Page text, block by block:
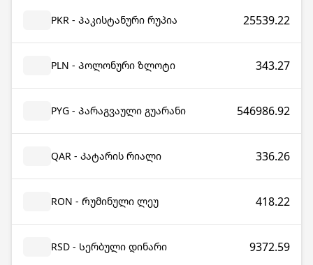
PKR - Პაკისტანური რუპია 25539.22
PLN - Პოლონური ზლოტი 343.27
PYG - Პარაგვაული გუარანი 546986.92
QAR - Კატარის რიალი 336.26
RON - Რუმინული ლეუ 418.22
RSD - Სერბული დინარი 9372.59